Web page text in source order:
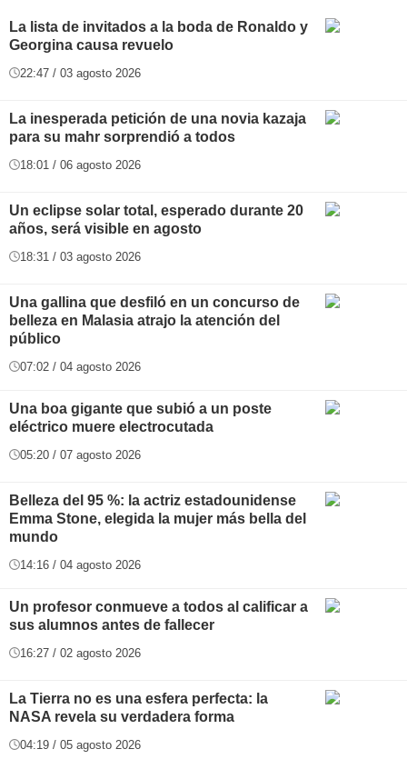
La lista de invitados a la boda de Ronaldo y
Georgina causa revuelo
22:47 / 03 agosto 2026
La inesperada petición de una novia kazaja
para su mahr sorprendió a todos
18:01 / 06 agosto 2026
Un eclipse solar total, esperado durante 20
años, será visible en agosto
18:31 / 03 agosto 2026
Una gallina que desfiló en un concurso de
belleza en Malasia atrajo la atención del
público
07:02 / 04 agosto 2026
Una boa gigante que subió a un poste
eléctrico muere electrocutada
05:20 / 07 agosto 2026
Belleza del 95 %: la actriz estadounidense
Emma Stone, elegida la mujer más bella del
mundo
14:16 / 04 agosto 2026
Un profesor conmueve a todos al calificar a
sus alumnos antes de fallecer
16:27 / 02 agosto 2026
La Tierra no es una esfera perfecta: la
NASA revela su verdadera forma
04:19 / 05 agosto 2026